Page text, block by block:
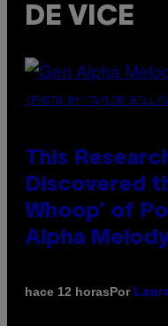
DE VICE
(PHOTO BY TAYLOR HILL/
This
Discovered
Whoop’ of
Alpha Melody
hace 12 horasPor